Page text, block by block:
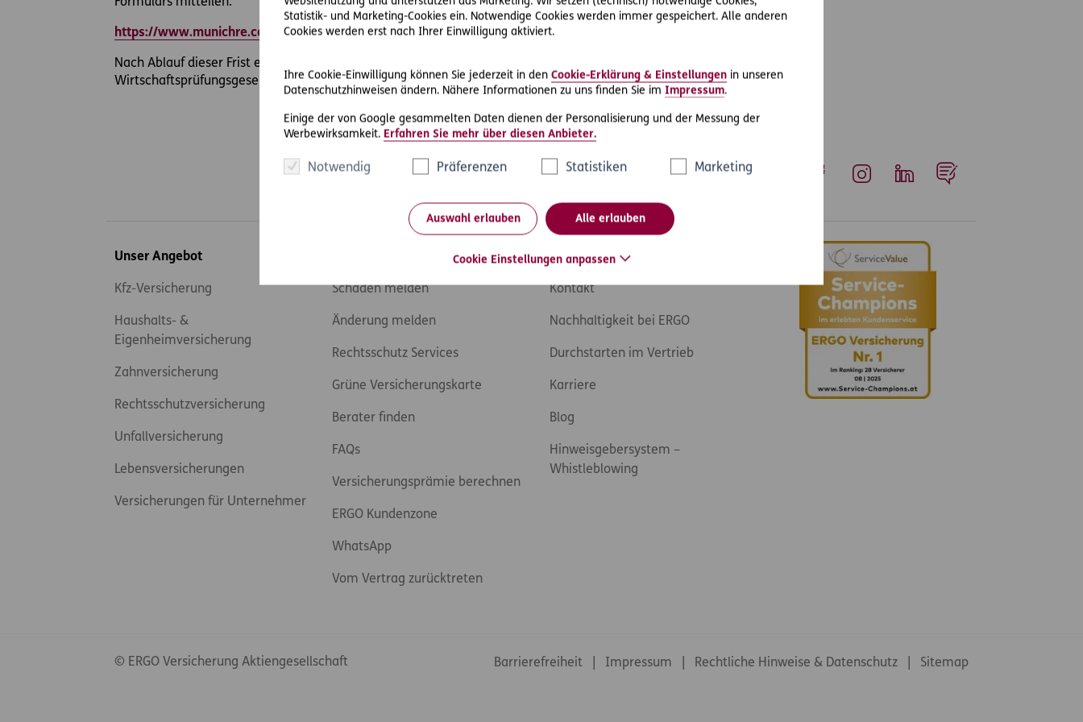
Statistik- und Marketing-Cookies ein. Notwendige Cookies werden immer gespeichert. Alle anderen
Cookies werden erst nach Ihrer Einwilligung aktiviert.
Ihre Cookie-Einwilligung können Sie jederzeit in den Cookie-Erklärung & Einstellungen in unseren
Datenschutzhinweisen ändern. Nähere Informationen zu uns finden Sie im Impressum.
Einige der von Google gesammelten Daten dienen der Personalisierung und der Messung der
Werbewirksamkeit. Erfahren Sie mehr über diesen Anbieter.
Notwendig Präferenzen Statistiken Marketing
Auswahl erlauben Alle erlauben
Cookie Einstellungen anpassen
https://www.munichre.com/de/unternehmen/ueber-munich-re/corporate-governance/abschlusspruefer.html
Nach Ablauf dieser Frist erfolgt der Versand weiterer Informationen an die interessierten Wirtschaftsprüfer(m/w/d) und
Wirtschaftsprüfungsgesellschaften.
Inhaltsübersicht
Unser Angebot
Kfz-Versicherung
Haushalts- &
Eigenheimversicherung
Zahnversicherung
Rechtsschutzversicherung
Unfallversicherung
Lebensversicherungen
Versicherungen für Unternehmer
Schaden melden
Änderung melden
Rechtsschutz Services
Grüne Versicherungskarte
Berater finden
FAQs
Versicherungsprämie berechnen
ERGO Kundenzone
WhatsApp
Vom Vertrag zurücktreten
Über ERGO
Kontakt
Nachhaltigkeit bei ERGO
Durchstarten im Vertrieb
Karriere
Blog
Hinweisgebersystem –
Whistleblowing
© ERGO Versicherung Aktiengesellschaft Footer-Links
Barrierefreiheit Impressum Rechtliche Hinweise & Datenschutz Sitemap